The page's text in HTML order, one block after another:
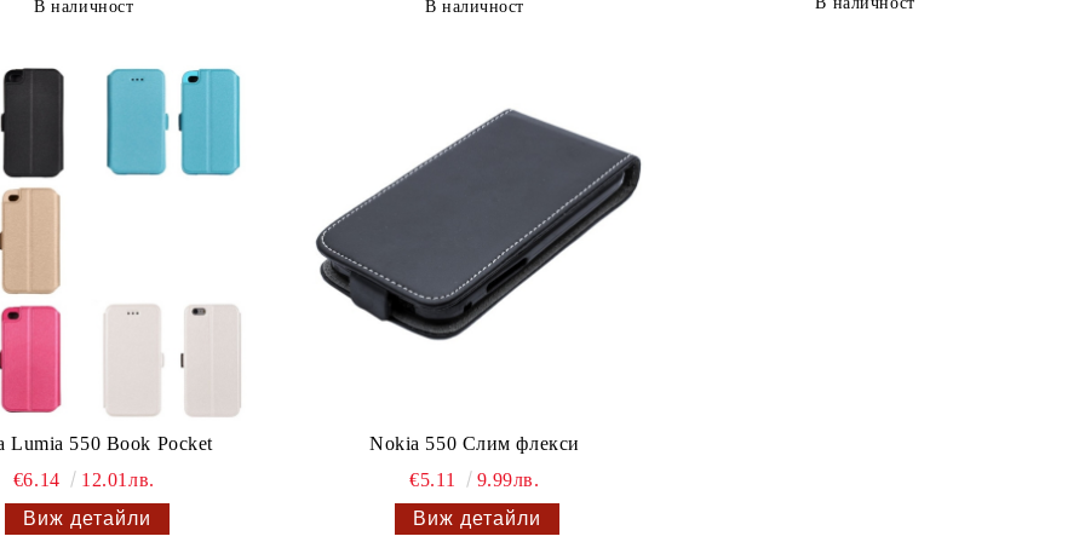
В наличност В наличност
Lumia 550 Book Pocket
€6.14
12.01лв.
Виж детайли
Nokia 550 Слим флекси
€5.11
9.99лв.
Виж детайли